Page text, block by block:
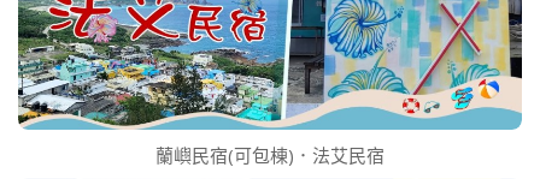
蘭嶼民宿(可包棟)．法艾民宿